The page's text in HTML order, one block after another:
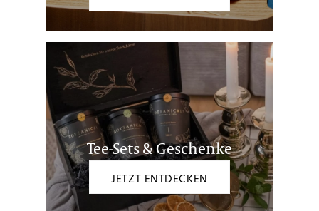
Tee-Sets & Geschenke
JETZT ENTDECKEN